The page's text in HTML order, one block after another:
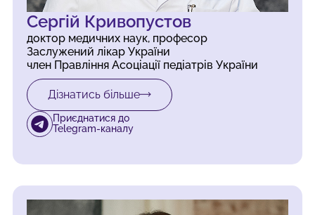
Сергій Кривопустов
доктор медичних наук, професор
Заслужений лікар України
член Правління Асоціації педіатрів України
Дізнатись більше
Приєднатися до
Telegram-каналу